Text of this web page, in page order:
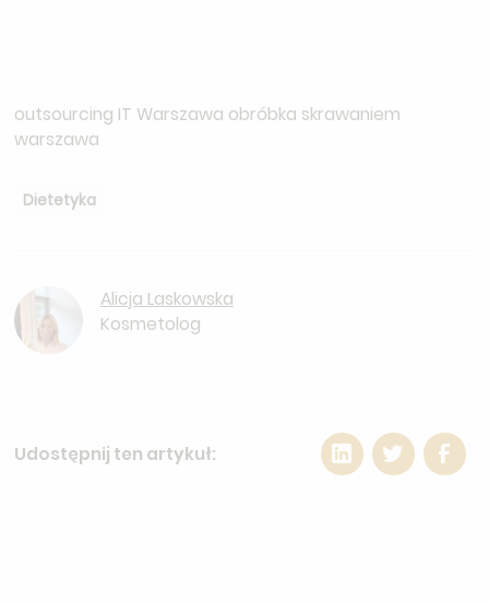
outsourcing IT Warszawa obróbka skrawaniem
warszawa
Dietetyka
Alicja Laskowska
Kosmetolog
Udostępnij ten artykuł: